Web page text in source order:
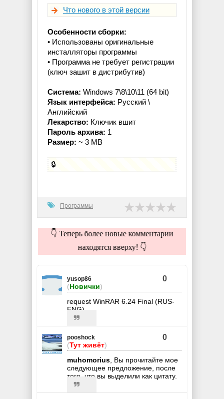
Что нового в этой версии
Особенности сборки:
• Использованы оригинальные
инсталляторы программы
• Программа не требует регистрации
(ключ зашит в дистрибутив)
Система: Windows 7\8\10\11 (64 bit)
Язык интерфейса: Русcкий \
Английский
Лекарство: Ключик вшит
Пароль архива: 1
Размер: ~ 3 MB
🔒
Программы
👇 Теперь более новые комментарии
находятся вверху! 👇
yusop86
(Новички)
0
request WinRAR 6.24 Final (RUS-
ENG)
pooshock
(Тут живёт)
0
muhomorius , Вы прочитайте мое
следующее предложение, после
того, что вы выделили как цитату.